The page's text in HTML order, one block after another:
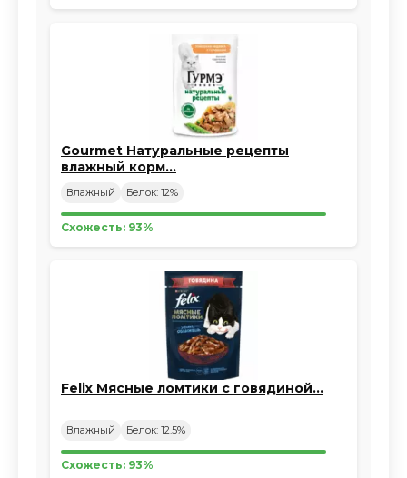
Gourmet Натуральные рецепты
влажный корм…
Влажный Белок: 12%
Схожесть: 93%
Felix Мясные ломтики с говядиной…
Влажный Белок: 12.5%
Схожесть: 93%